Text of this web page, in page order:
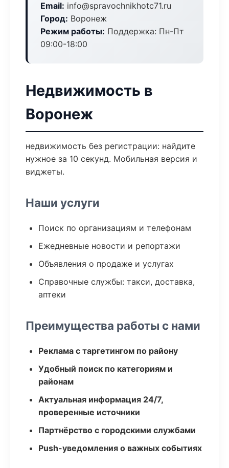
Email: info@spravochnikhotc71.ru
Город: Воронеж
Режим работы: Поддержка: Пн-Пт
09:00-18:00
Недвижимость в
Воронеж
недвижимость без регистрации: найдите
нужное за 10 секунд. Мобильная версия и
виджеты.
Наши услуги
Поиск по организациям и телефонам
Ежедневные новости и репортажи
Объявления о продаже и услугах
Справочные службы: такси, доставка,
аптеки
Преимущества работы с нами
Реклама с таргетингом по району
Удобный поиск по категориям и
районам
Актуальная информация 24/7,
проверенные источники
Партнёрство с городскими службами
Push-уведомления о важных событиях